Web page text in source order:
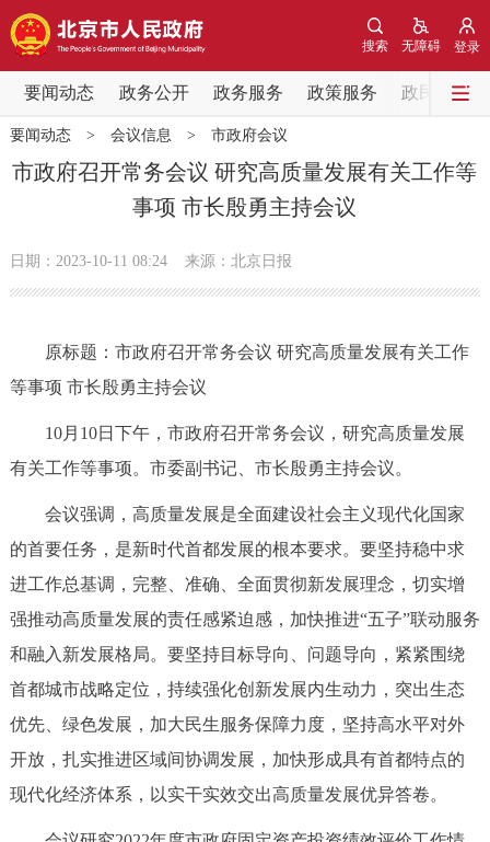
登录
无障碍
搜索
要闻动态 政务公开 政务服务 政策服务 政民互动
要闻动态
党中央精神 国务院信息
会议信息
市领导
决策公开 专题公开
政务服务
个人服务 法人服务 部门服务
便民服务 利企服务 投资项目
中介服务 阳光政务
要闻动态> 会议信息 > 市政府会议
市政府召开常务会议 研究高质量发展有关工作等
事项 市长殷勇主持会议
日期：2023-10-11 08:24 来源：北京日报
原标题：市政府召开常务会议 研究高质量发展有关工作
等事项 市长殷勇主持会议
10月10日下午，市政府召开常务会议，研究高质量发展
有关工作等事项。市委副书记、市长殷勇主持会议。
会议强调，高质量发展是全面建设社会主义现代化国家
的首要任务，是新时代首都发展的根本要求。要坚持稳中求
进工作总基调，完整、准确、全面贯彻新发展理念，切实增
强推动高质量发展的责任感紧迫感，加快推进“五子”联动服务
和融入新发展格局。要坚持目标导向、问题导向，紧紧围绕
首都城市战略定位，持续强化创新发展内生动力，突出生态
优先、绿色发展，加大民生服务保障力度，坚持高水平对外
开放，扎实推进区域间协调发展，加快形成具有首都特点的
现代化经济体系，以实干实效交出高质量发展优异答卷。